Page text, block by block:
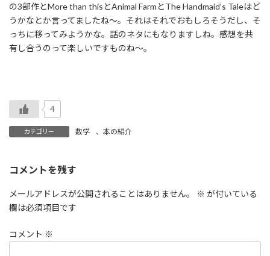
の3部作とMore than thisとAnimal FarmとThe Handmaid’s Taleはど
うかなとか言ってましたね〜。それはそれでおもしろそうだし、そ
っちに移ってみようかな。話のネタにもなりますしね。感想を共
有し合うのって楽しいですものね〜。
4
カテゴリー 数学 、 本の紹介
コメントを残す
メールアドレスが公開されることはありません。 ※ が付いている
欄は必須項目です
コメント ※